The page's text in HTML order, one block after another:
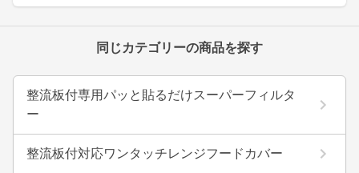
同じカテゴリーの商品を探す
整流板付専用パッと貼るだけスーパーフィルタ
ー
整流板付対応ワンタッチレンジフードカバー